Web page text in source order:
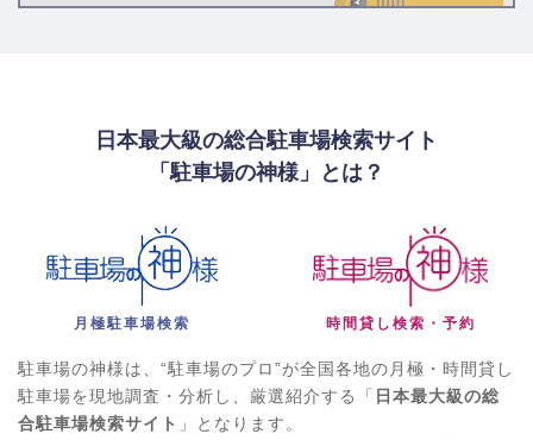
日本最大級の総合駐車場検索サイト
「駐車場の神様」とは？
月極駐車場検索 時間貸し検索・予約
駐車場の神様は、“駐車場のプロ”が全国各地の月極・時間貸し
駐車場を現地調査・分析し、厳選紹介する「 日本最大級の総
合駐車場検索サイト 」となります。